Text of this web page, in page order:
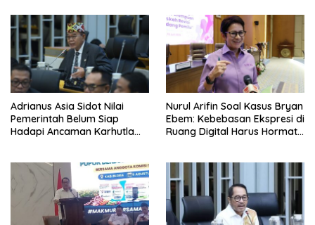
Adrianus Asia Sidot Nilai
Pemerintah Belum Siap
Hadapi Ancaman Karhutla
Nurul Arifin Soal Kasus Bryan
Ebem: Kebebasan Ekspresi di
Ruang Digital Harus Hormati